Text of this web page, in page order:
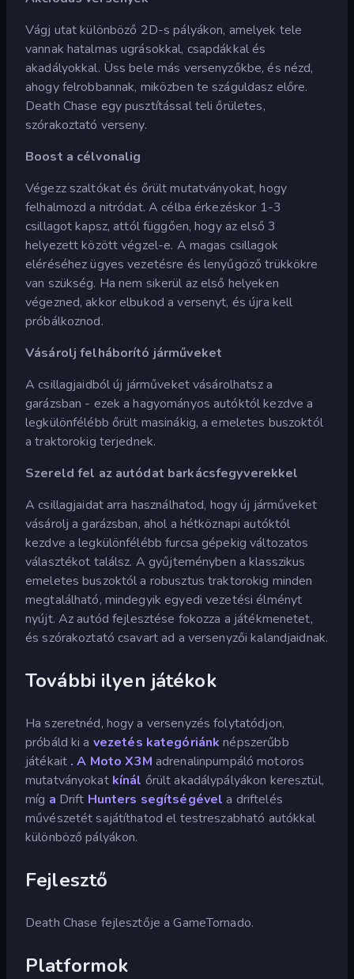
Vágj utat különböző 2D-s pályákon, amelyek tele
vannak hatalmas ugrásokkal, csapdákkal és
akadályokkal. Üss bele más versenyzőkbe, és nézd,
ahogy felrobbannak, miközben te száguldasz előre.
Death Chase egy pusztítással teli őrületes,
szórakoztató verseny.
Boost a célvonalig
Végezz szaltókat és őrült mutatványokat, hogy
felhalmozd a nitródat. A célba érkezéskor 1-3
csillagot kapsz, attól függően, hogy az első 3
helyezett között végzel-e. A magas csillagok
eléréséhez ügyes vezetésre és lenyűgöző trükkökre
van szükség. Ha nem sikerül az első helyeken
végezned, akkor elbukod a versenyt, és újra kell
próbálkoznod.
Vásárolj felháborító járműveket
A csillagjaidból új járműveket vásárolhatsz a
garázsban - ezek a hagyományos autóktól kezdve a
legkülönfélébb őrült masinákig, a emeletes buszoktól
a traktorokig terjednek.
Szereld fel az autódat barkácsfegyverekkel
A csillagjaidat arra használhatod, hogy új járműveket
vásárolj a garázsban, ahol a hétköznapi autóktól
kezdve a legkülönfélébb furcsa gépekig változatos
választékot találsz. A gyűjteményben a klasszikus
emeletes buszoktól a robusztus traktorokig minden
megtalálható, mindegyik egyedi vezetési élményt
nyújt. Az autód fejlesztése fokozza a játékmenetet,
és szórakoztató csavart ad a versenyzői kalandjaidnak.
További ilyen játékok
Ha szeretnéd, hogy a versenyzés folytatódjon,
próbáld ki a vezetés kategóriánk népszerűbb
játékait . A Moto X3M adrenalinpumpáló motoros
mutatványokat kínál őrült akadálypályákon keresztül,
míg a Drift Hunters segítségével a driftelés
művészetét sajátíthatod el testreszabható autókkal
különböző pályákon.
Fejlesztő
Death Chase fejlesztője a GameTornado.
Platformok